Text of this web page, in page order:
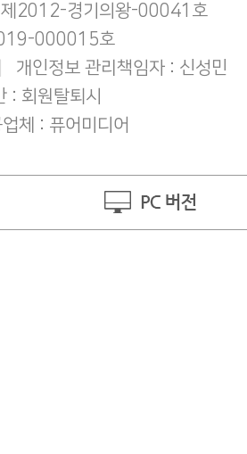
제2012-경기의왕-00041호
000015호
개인정보 관리책임자 : 신성민
: 회원탈퇴시
체 : 퓨어미디어